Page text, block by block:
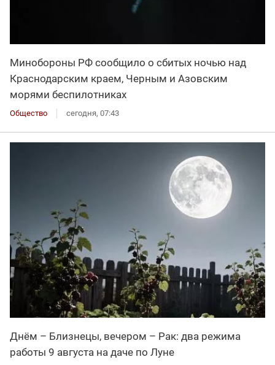
Минобороны РФ сообщило о сбитых ночью над
Краснодарским краем, Черным и Азовским
морями беспилотниках
Общество сегодня, 07:43
Днём – Близнецы, вечером – Рак: два режима
работы 9 августа на даче по Луне